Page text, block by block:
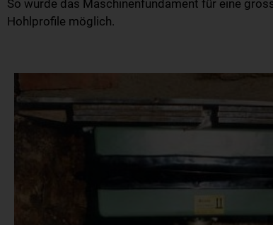
So wurde das Maschinenfundament für eine
Hohlprofile möglich.